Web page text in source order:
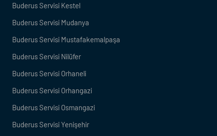
Buderus Servisi Kestel
Buderus Servisi Mudanya
Buderus Servisi Mustafakemalpaşa
Buderus Servisi Nilüfer
Buderus Servisi Orhaneli
Buderus Servisi Orhangazi
Buderus Servisi Osmangazi
Buderus Servisi Yenişehir